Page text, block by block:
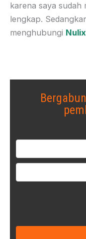
karena saya sudah
lengkap.
menghubungi